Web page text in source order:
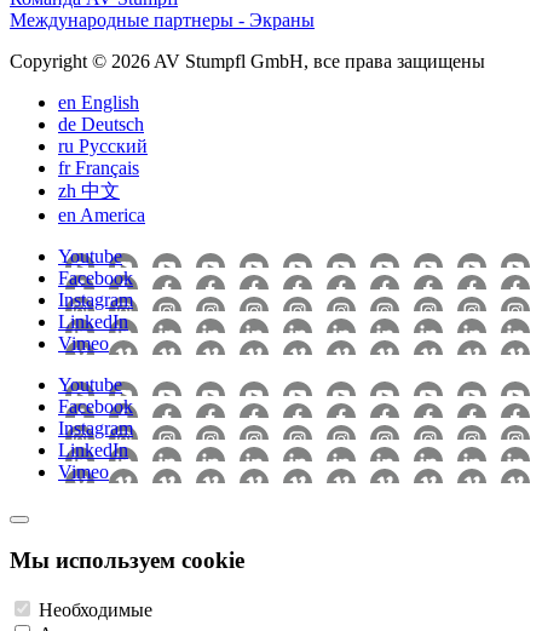
Международные партнеры - Экраны
Copyright © 2026 AV Stumpfl GmbH, все права защищены
en English
de Deutsch
ru Pусский
frFrançais
zh 中文
en America
Youtube
Facebook
Instagram
LinkedIn
Vimeo
Youtube
Facebook
Instagram
LinkedIn
Vimeo
Мы используем cookie
Необходимые